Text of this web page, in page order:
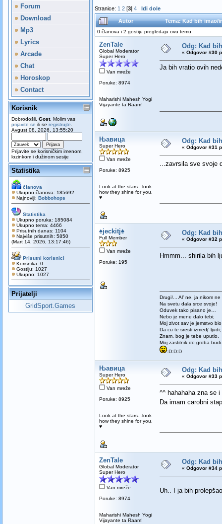
Forum
Download
Mp3
Lyrics
Arcade
Chat
Horoskop
Contact
Korisnik
Dobrodošli, Gost. Molim vas
prijavite se ili se registrujte
Avgust 08, 2026, 13:55:20
Prijavite se korisničkim imenom,
lozinkom i dužinom sesije
Statistika
članova
Ukupno članova: 185692
Najnoviji: Bobbohops
Statistika
Ukupno poruka: 185084
Ukupno tema: 4466
Prisutnih danas: 1104
Najviše prisutnih: 5850
(Mart 14, 2026, 13:17:46)
Prisutni korisnici
Korisnika: 0
Gostiju: 1027
Ukupno: 1027
Prijatelji
GridSport.Games
Stranice: 1 2[3] 4 Idi dole
Autor Tema: Kad bih imao/
0 članova i 2 gostiju pregledaju ovu temu.
ZenTale
Global Moderator
Super Hero
Van mreže
Poruke: 8974
Maharishi Mahesh Yogi
Vijayante ta Raam!
Odg: Kad
« Odgovor #30
Ja bih vratio ovih
Њавица
Super Hero
Van mreže
Poruke: 8925
Look at the stars...look
how they shine for you.
♥
Odg: Kad
« Odgovor #31
...zavrsila sve svoje
♠jeckitj♠
Full Member
Van mreže
Poruke: 195
Odg: Kad
« Odgovor #32
Hmmm... shirila bih
Drugi!... Al’ ne, ja nikom ne
Na svetu dala srce svoje!
Oduvek tako pisano je…
Nebo je mene dalo tebi;
Moj zivot sav je jemstvo bio
Da cu te sresti izmedj’ ljudi;
Znam, bog je tebe uputio,
Moj zastitnik do groba
:D:D:D
Њавица
Super Hero
Van mreže
Poruke: 8925
Look at the stars...look
how they shine for you.
♥
Odg: Kad
« Odgovor #33
^^ hahahaha zna se
Da imam carobni
ZenTale
Global Moderator
Super Hero
Van mreže
Poruke: 8974
Maharishi Mahesh Yogi
Vijayante ta Raam!
Odg: Kad
« Odgovor #34
Uh.. I ja bih